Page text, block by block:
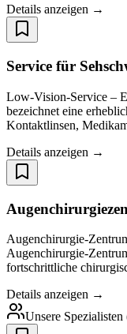
Details anzeigen →
Service für
Low-Vision-Service –
bezeichnet eine
Kontaktlinsen,
Details anzeigen →
Augenchirurgie-
Augenchirurgie-
fortschrittliche
Details anzeigen →
Unsere Spezialisten